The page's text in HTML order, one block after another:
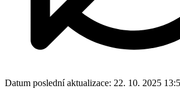
Datum poslední aktualizace: 22. 10. 2025